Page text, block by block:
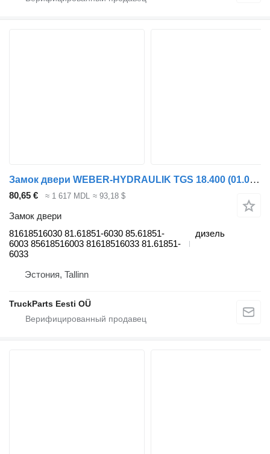
Замок двери WEBER-HYDRAULIK TGS 18.400 (01.07-) 81618516030 для тягача MAN TGL, TGM, TGS, TGX (2005-2021)
80,65 € ≈ 1 617 MDL ≈ 93,18 $
Замок двери
81618516030 81.61851-6030 85.61851-
6003 85618516003 81618516033 81.61851-
6033
дизель
Эстония, Tallinn
TruckParts Eesti OÜ